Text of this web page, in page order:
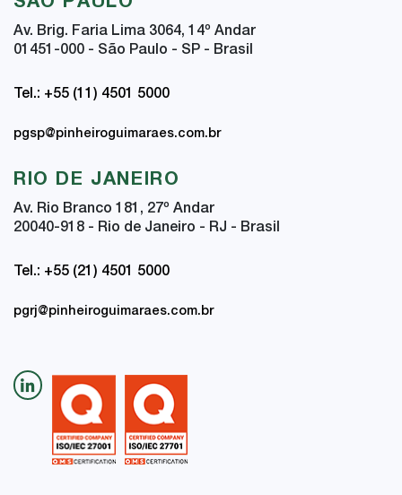
Av. Brig. Faria Lima 3064, 14º Andar
01451-000 - São Paulo - SP - Brasil
Tel.: +55 (11) 4501 5000
pgsp@pinheiroguimaraes.com.br
RIO DE JANEIRO
Av. Rio Branco 181, 27º Andar
20040-918 - Rio de Janeiro - RJ - Brasil
Tel.: +55 (21) 4501 5000
pgrj@pinheiroguimaraes.com.br